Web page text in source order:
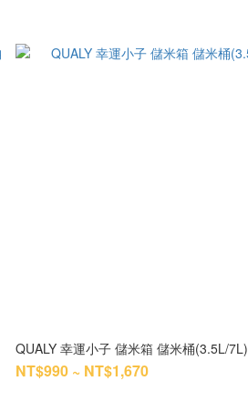
QUALY 幸運小子 儲米箱 儲米桶(3.5L/7L)
NT$990 ~ NT$1,670